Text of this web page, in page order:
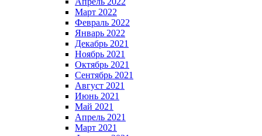
Март 2022
Февраль 2022
Январь 2022
Декабрь 2021
Ноябрь 2021
Октябрь 2021
Сентябрь 2021
Август 2021
Июнь 2021
Май 2021
Апрель 2021
Март 2021